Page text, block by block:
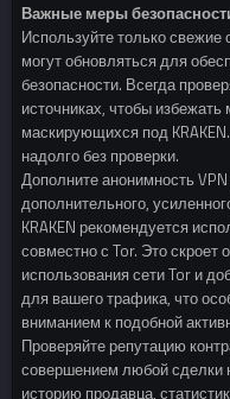
Важные меры
Используйте только свежие
могут обновляться для
безопасности. Всегда
источниках, чтобы
маскирующихся под
надолго без проверки.
Дополните анонимность
дополнительного,
KRAKEN рекомендуется
совместно с Tor. Это скроет
использования сети Tor и
для вашего трафика, что
вниманием к подобной
Проверяйте репутацию
совершением любой сделки
историю продавца,